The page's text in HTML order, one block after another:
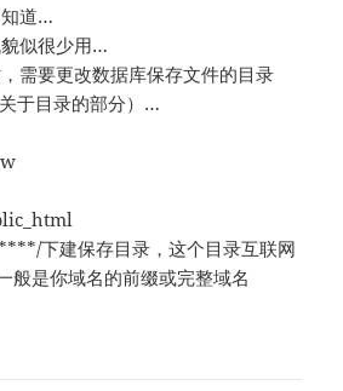
道…
似很少用…
需要更改数据库保存文件的目录
于目录的部分）…
下建保存目录，这个目录互联网
是你域名的前缀或完整域名